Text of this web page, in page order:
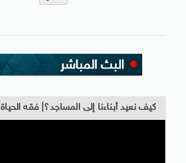
كيف نعيد أبناءنا إلى المساجد؟| فقه الحياة